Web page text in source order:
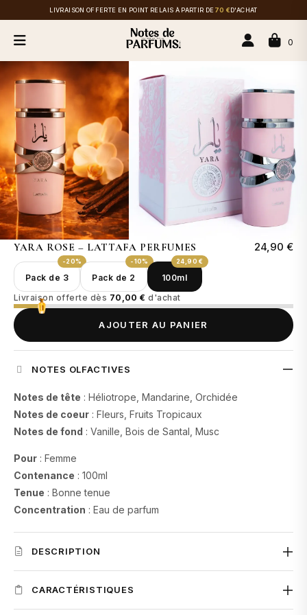
LIVRAISON OFFERTE EN POINT RELAIS À PARTIR DE 70 €D'ACHAT
0
YARA ROSE – LATTAFA PERFUMES 24,90 €
Pack de 3
-20%
Pack de 2
-10%
100ml
24,90 €
Livraison offerte dès 70,00 € d'achat
AJOUTER AU PANIER
NOTES OLFACTIVES
Notes de tête : Héliotrope, Mandarine, Orchidée
Notes de coeur : Fleurs, Fruits Tropicaux
Notes de fond : Vanille, Bois de Santal, Musc
Pour : Femme
Contenance : 100ml
Tenue : Bonne tenue
Concentration : Eau de parfum
DESCRIPTION
mandarine et d’orchidée qui apporte fraîcheur et élégance.
CARACTÉRISTIQUES